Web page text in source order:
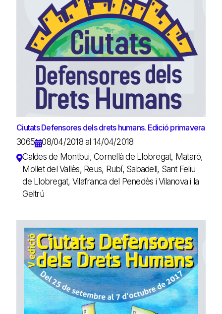
Ciutats Defensores dels drets humans. Edició primavera
3065
08/04/2018 al 14/04/2018
Caldes de Montbui, Cornellà de Llobregat, Mataró,
Mollet del Vallès, Reus, Rubí, Sabadell, Sant Feliu
de Llobregat, Vilafranca del Penedès i Vilanova i la
Geltrú